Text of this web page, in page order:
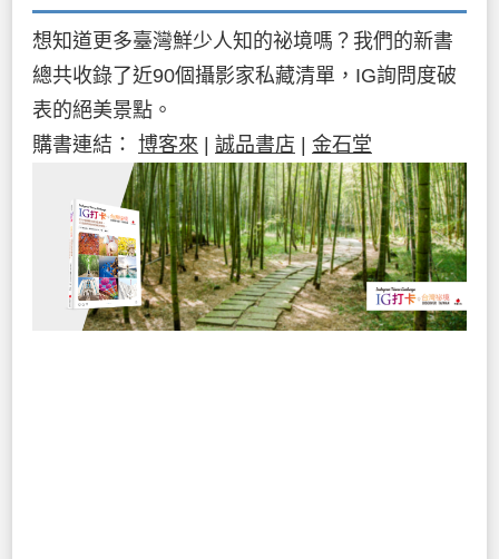
想知道更多臺灣鮮少人知的祕境嗎？我們的新書
總共收錄了近90個攝影家私藏清單，IG詢問度破
表的絕美景點。
購書連結： 博客來 | 誠品書店 | 金石堂